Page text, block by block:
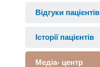
Відгуки пацієнтів
Історії пацієнтів
Медіа- центр